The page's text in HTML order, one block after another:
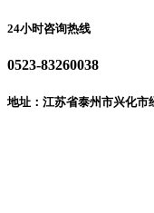
24小时咨询热线
0523-83260038
地址：江苏省泰州市兴化市